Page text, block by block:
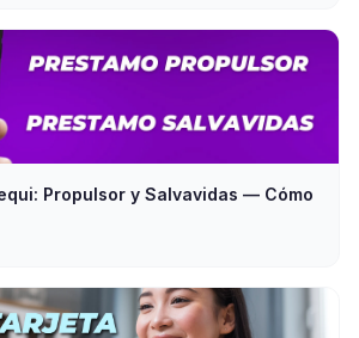
Propulsor y Salvavidas — Cómo